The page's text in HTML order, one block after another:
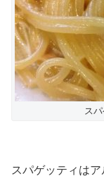
ス
スパゲッティは